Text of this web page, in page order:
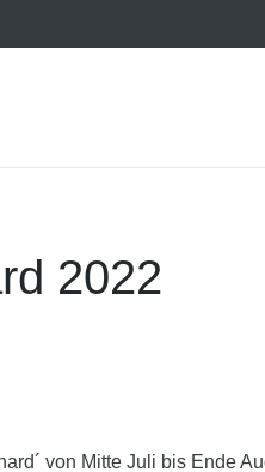
2022
von Mitte Juli bis Ende